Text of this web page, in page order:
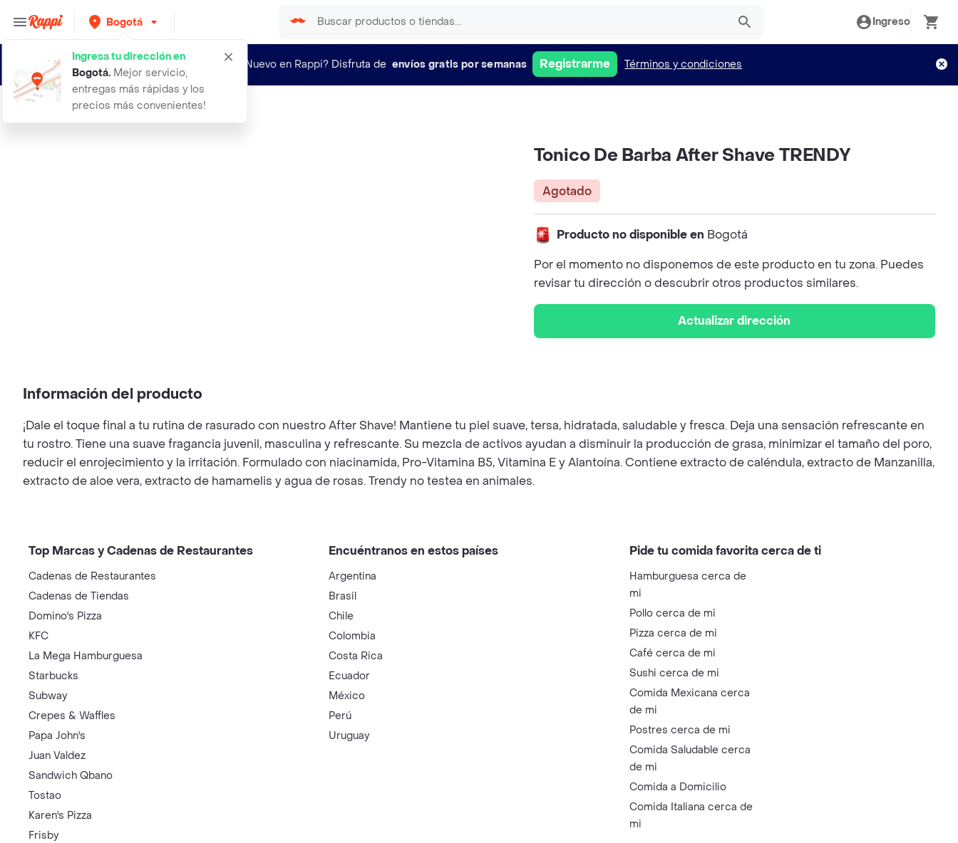
Bogotá
Ingresa tu dirección en
Bogotá. Mejor servicio,
entregas más rápidas y los
precios más convenientes!
Ingreso
¿Nuevo en Rappi? Disfruta de envíos gratis por semanas Registrarme Términos y condiciones
tonico de barba after shave trendy
Tonico De Barba After Shave TRENDY
Agotado
Producto no disponible en Bogotá
Por el momento no disponemos de este producto en tu zona. Puedes
revisar tu dirección o descubrir otros productos similares.
Actualizar dirección
Información del producto
¡Dale el toque final a tu rutina de rasurado con nuestro After Shave! Mantiene tu piel suave, tersa, hidratada, saludable y fresca. Deja una sensación refrescante en
tu rostro. Tiene una suave fragancia juvenil, masculina y refrescante. Su mezcla de activos ayudan a disminuir la producción de grasa, minimizar el tamaño del poro,
reducir el enrojecimiento y la irritación. Formulado con niacinamida, Pro-Vitamina B5, Vitamina E y Alantoína. Contiene extracto de caléndula, extracto de Manzanilla,
extracto de aloe vera, extracto de hamamelis y agua de rosas. Trendy no testea en animales.
Top Marcas y Cadenas de Restaurantes
Cadenas de Restaurantes
Cadenas de Tiendas
Domino's Pizza
KFC
La Mega Hamburguesa
Starbucks
Subway
Crepes & Waffles
Papa John's
Juan Valdez
Sandwich Qbano
Tostao
Karen's Pizza
Frisby
Encuéntranos en estos países
Argentina
Brasil
Chile
Colombia
Costa Rica
Ecuador
México
Perú
Uruguay
Pide tu comida favorita cerca de ti
Hamburguesa cerca de
mi
Pollo cerca de mi
Pizza cerca de mi
Café cerca de mi
Sushi cerca de mi
Comida Mexicana cerca
de mi
Postres cerca de mi
Comida Saludable cerca
de mi
Comida a Domicilio
Comida Italiana cerca de
mi